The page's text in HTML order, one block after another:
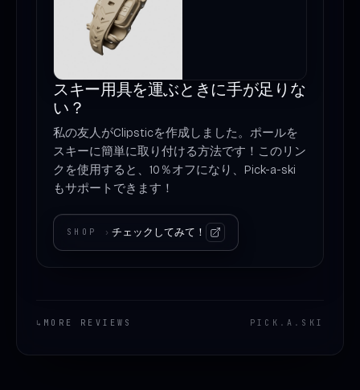
スキー用具を運ぶときに手が足りな
い？
私の友人がClipsticを作成しました。ポールを
スキーに簡単に取り付ける方法です！このリン
クを使用すると、10％オフになり、Pick-a-ski
もサポートできます！
SHOP ›チェックしてみて！
↳ MORE REVIEWS PICK . A . SKI